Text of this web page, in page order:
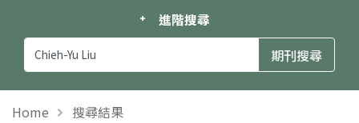
進階搜尋
Home 搜尋結果